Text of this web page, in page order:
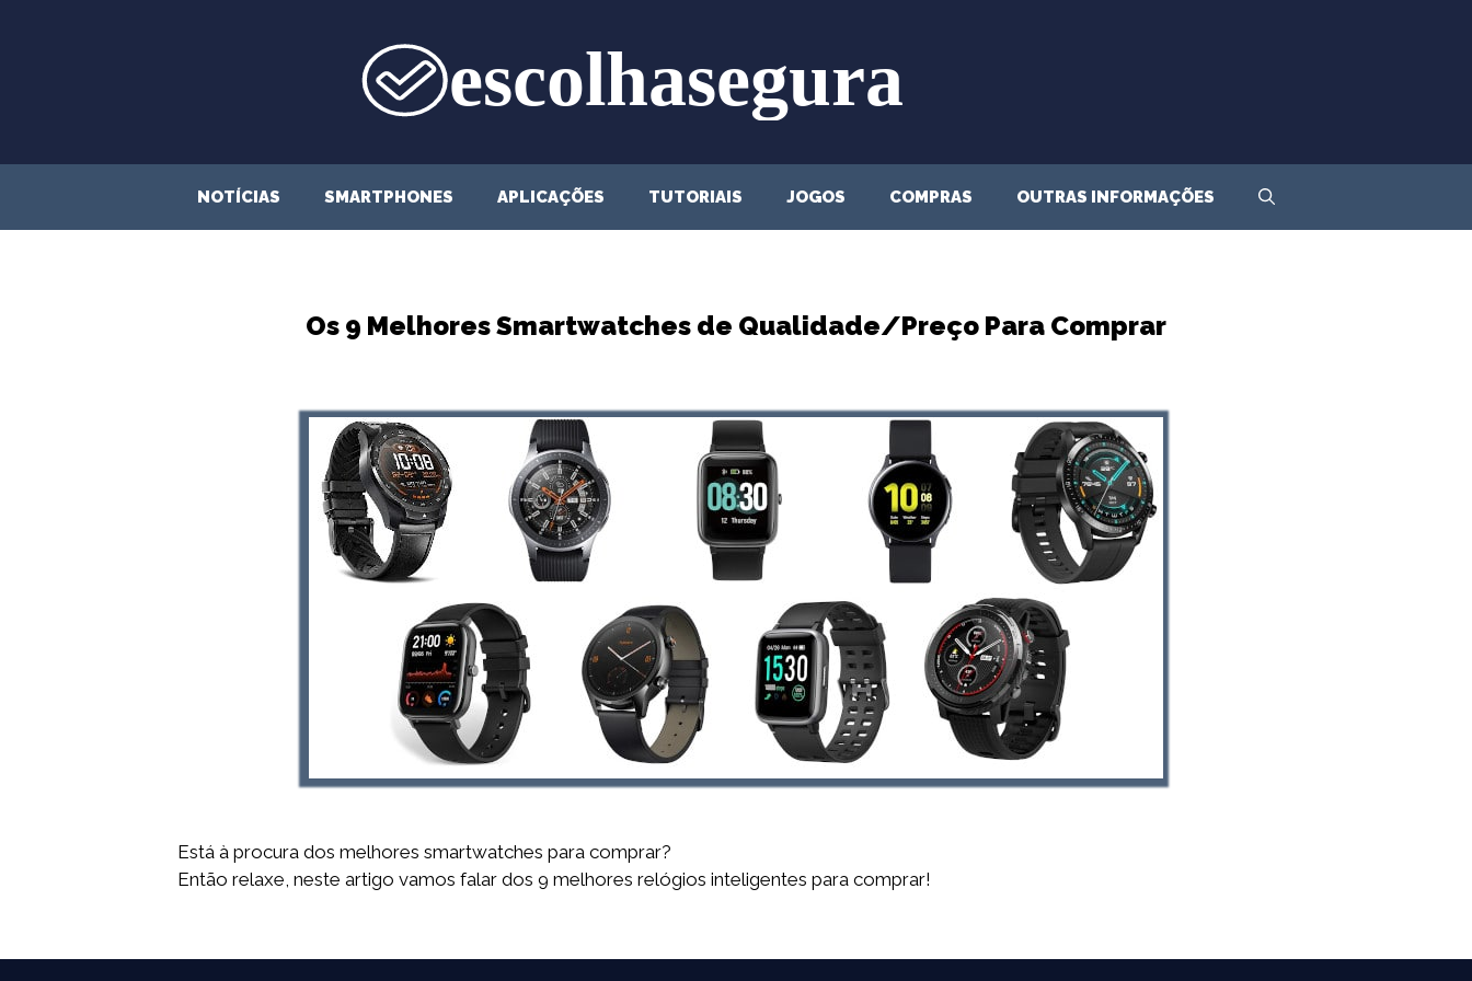
NOTÍCIAS SMARTPHONES APLICAÇÕES TUTORIAIS JOGOS COMPRAS OUTRAS INFORMAÇÕES
Os 9 Melhores Smartwatches de Qualidade/Preço Para Comprar
Está à procura dos melhores smartwatches para comprar?
Então relaxe, neste artigo vamos falar dos 9 melhores relógios inteligentes para comprar!